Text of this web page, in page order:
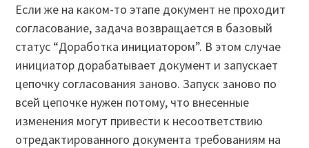
Если же на каком-то этапе документ не проходит
согласование, задача возвращается в базовый
статус “Доработка инициатором”. В этом случае
инициатор дорабатывает документ и запускает
цепочку согласования заново. Запуск заново по
всей цепочке нужен потому, что внесенные
изменения могут привести к несоответствию
отредактированного документа требованиям на